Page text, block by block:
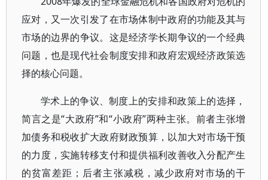
应对，又一次引发了在市场体制中政府的功能及其与
市场的边界的争议。这是经济学长期争议的一个经典
问题，也是现代社会制度安排和政府宏观经济政策选
择的核心问题。
学术上的争议、制度上的安排和政策上的选择，
简言之是“大政府”和“小政府”两种主张。前者主张增
加债务和税收扩大政府财政预算，以加大对市场干预
的力度，实施转移支付和提供福利改善收入分配产生
的贫富差距；后者主张减税，减少政府对市场的干